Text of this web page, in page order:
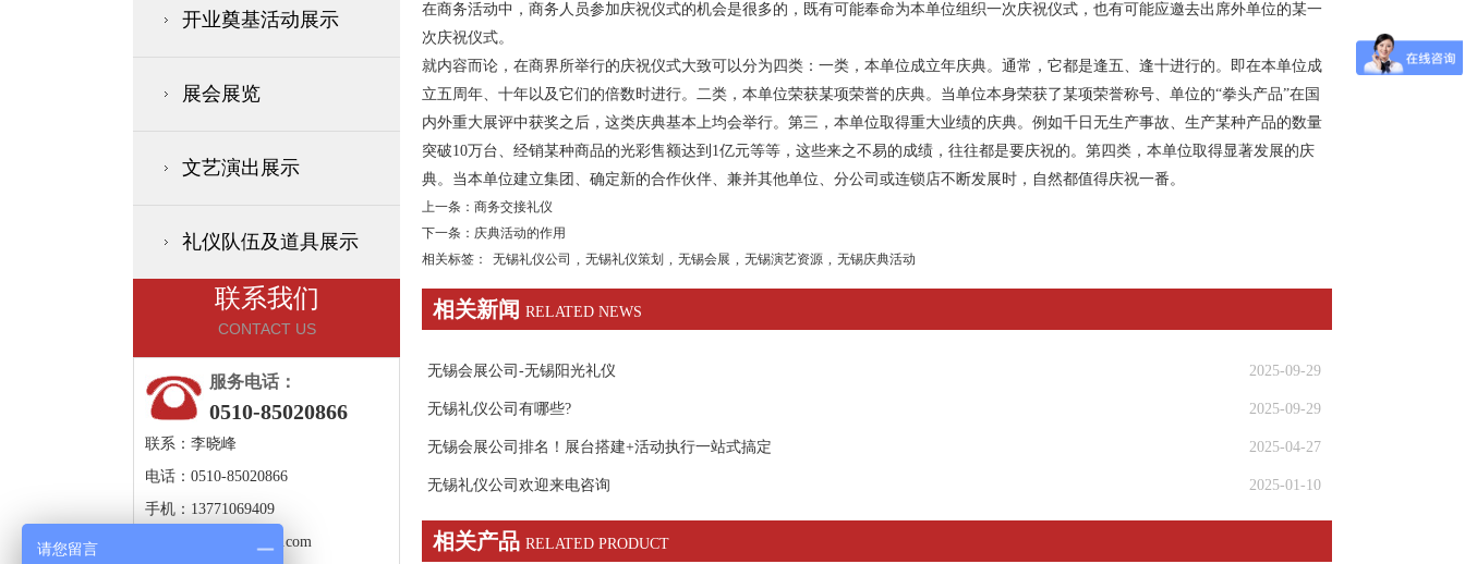
开业奠基活动展示
展会展览
文艺演出展示
礼仪队伍及道具展示
联系我们
CONTACT US
服务电话：
0510-85020866
联系：李晓峰
电话：0510-85020866
手机：13771069409
57176013@qq.com
在商务活动中，商务人员参加庆祝仪式的机会是很多的，既有可能奉命为本单位组织一次庆祝仪式，也有可能应邀去出席外单位的某一
次庆祝仪式。
就内容而论，在商界所举行的庆祝仪式大致可以分为四类：一类，本单位成立年庆典。通常，它都是逢五、逢十进行的。即在本单位成
立五周年、十年以及它们的倍数时进行。二类，本单位荣获某项荣誉的庆典。当单位本身荣获了某项荣誉称号、单位的“拳头产品”在国
内外重大展评中获奖之后，这类庆典基本上均会举行。第三，本单位取得重大业绩的庆典。例如千日无生产事故、生产某种产品的数量
突破10万台、经销某种商品的光彩售额达到1亿元等等，这些来之不易的成绩，往往都是要庆祝的。第四类，本单位取得显著发展的庆
典。当本单位建立集团、确定新的合作伙伴、兼并其他单位、分公司或连锁店不断发展时，自然都值得庆祝一番。
上一条： 商务交接礼仪
下一条： 庆典活动的作用
相关标签：
无锡礼仪公司 , 无锡礼仪策划 , 无锡会展 , 无锡演艺资源 , 无锡庆典活动
相关新闻 RELATED NEWS
无锡会展公司-无锡阳光礼仪 2025-09-29
无锡礼仪公司有哪些? 2025-09-29
无锡会展公司排名！展台搭建+活动执行一站式搞定 2025-04-27
无锡礼仪公司欢迎来电咨询 2025-01-10
相关产品 RELATED PRODUCT
请您留言